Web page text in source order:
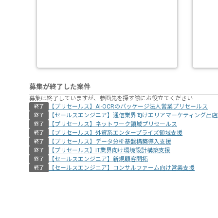
募集が終了した案件
募集は終了していますが、参画先を探す際にお役立てください
終了 【プリセールス】AI-OCRのパッケージ法人営業プリセールス
終了 【セールスエンジニア】通信業界向けエリアマーケティング出
終了 【プリセールス】ネットワーク領域プリセールス
終了 【プリセールス】外資系エンタープライズ領域支援
終了 【プリセールス】データ分析基盤構築導入支援
終了 【プリセールス】IT業界向け環境設計構築支援
終了 【セールスエンジニア】新規顧客開拓
終了 【セールスエンジニア】コンサルファーム向け営業支援